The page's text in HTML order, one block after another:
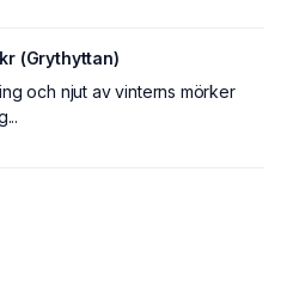
(Grythyttan)
och njut av vinterns mörker